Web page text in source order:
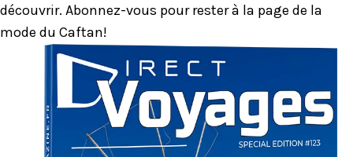
découvrir. Abonnez-vous pour rester à la page de la
mode du Caftan!